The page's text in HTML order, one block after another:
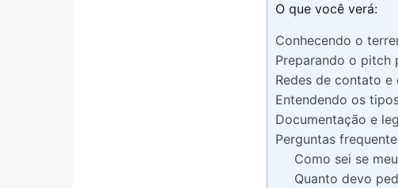
O que você verá:
Conhecendo o
Preparando o pitch
Redes de contato
Entendendo os
Documentação e
Perguntas
Como sei se
Quanto devo